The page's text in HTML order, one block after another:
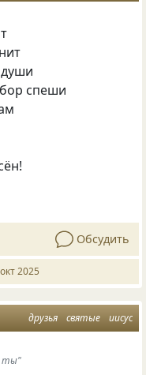
спеши
Обсудить
2025
друзья святые иисус
ты"